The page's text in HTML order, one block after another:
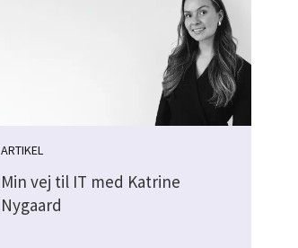
ARTIKEL
Min vej til IT med Katrine
Nygaard